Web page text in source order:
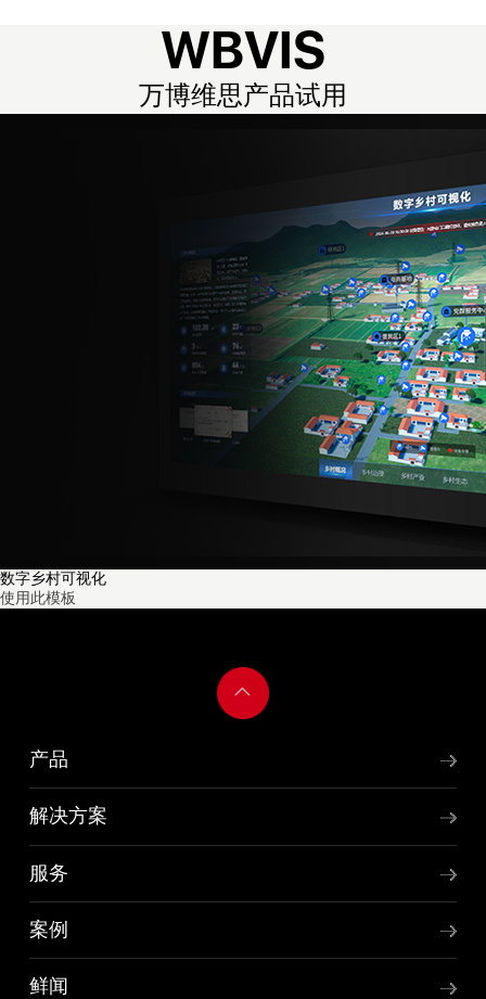
WBVIS
万博维思产品试用
数字乡村可视化
使用此模板
产品
解决方案
服务
案例
鲜闻